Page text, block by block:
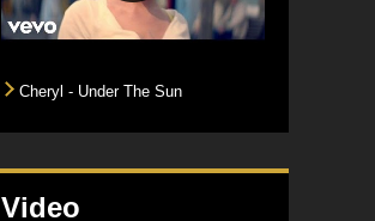
Cheryl - Under The Sun
Video